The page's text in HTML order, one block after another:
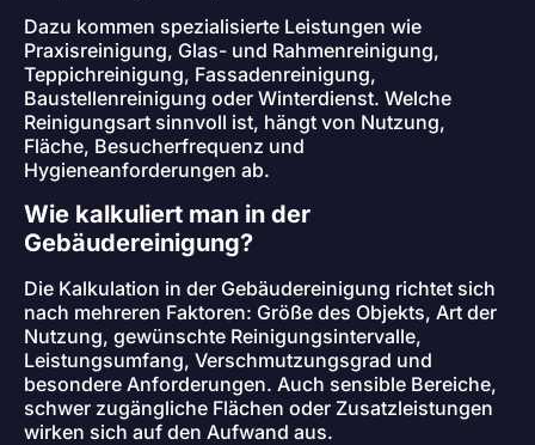
Dazu kommen spezialisierte Leistungen wie
Praxisreinigung, Glas- und Rahmenreinigung,
Teppichreinigung, Fassadenreinigung,
Baustellenreinigung oder Winterdienst. Welche
Reinigungsart sinnvoll ist, hängt von Nutzung,
Fläche, Besucherfrequenz und
Hygieneanforderungen ab.
Wie kalkuliert man in der
Gebäudereinigung?
Die Kalkulation in der Gebäudereinigung richtet sich
nach mehreren Faktoren: Größe des Objekts, Art der
Nutzung, gewünschte Reinigungsintervalle,
Leistungsumfang, Verschmutzungsgrad und
besondere Anforderungen. Auch sensible Bereiche,
schwer zugängliche Flächen oder Zusatzleistungen
wirken sich auf den Aufwand aus.